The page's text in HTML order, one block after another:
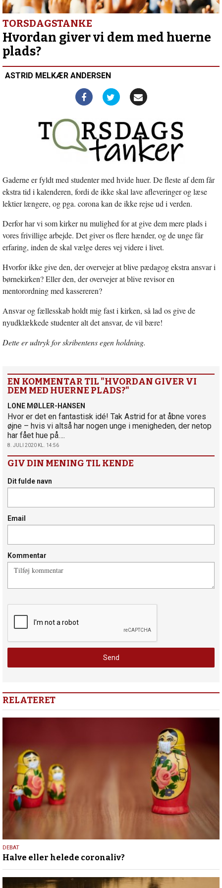
i Studiecenter
for
Menighedsbaseret
Teologi
TORSDAGSTANKE
Hvordan giver vi dem med huerne
plads?
ASTRID MELKÆR ANDERSEN
Gaderne er fyldt med studenter med hvide huer. De fleste af dem får
ekstra tid i kalenderen, fordi de ikke skal lave afleveringer og læse
lektier længere, og pga. corona kan de ikke rejse ud i verden.
Derfor har vi som kirker nu mulighed for at give dem mere plads i
vores frivillige arbejde. Det giver os flere hænder, og de unge får
erfaring, inden de skal vælge deres vej videre i livet.
Hvorfor ikke give den, der overvejer at blive pædagog ekstra ansvar i
børnekirken? Eller den, der overvejer at blive revisor en
mentorordning med kassereren?
Ansvar og fællesskab holdt mig fast i kirken, så lad os give de
nyudklækkede studenter alt det ansvar, de vil bære!
Dette er udtryk for skribentens egen holdning.
EN KOMMENTAR TIL "HVORDAN GIVER VI
DEM MED HUERNE PLADS?"
LONE MØLLER-HANSEN
Hvor er det en fantastisk idé! Tak Astrid for at åbne vores
øjne – hvis vi altså har nogen unge i menigheden, der netop
har fået hue på….
8. JULI 2020 KL. 14:56
GIV DIN MENING TIL KENDE
Dit fulde navn
Email
Kommentar
RELATERET
30.
april
2020
DEBAT
Halve eller helede coronaliv?